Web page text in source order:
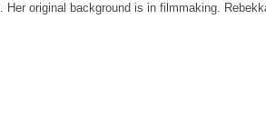
original background is in filmmaking.